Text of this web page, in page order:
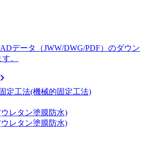
データ（JWW/DWG/PDF）のダウン
。
chevron_right
定工法(機械的固定工法)
レタン塗膜防水)
レタン塗膜防水)